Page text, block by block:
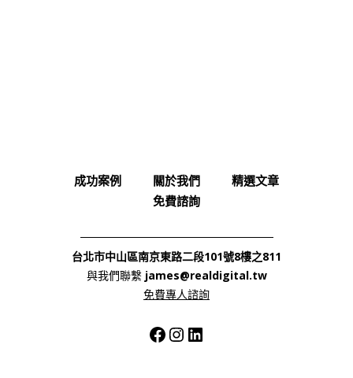
成功案例 關於我們
精選文章
免費諮詢
台北市中山區南京東路二段101號8樓之811
與我們聯繫 james@realdigital.tw
免費專⼈諮詢
Facebook InstagramLinkedIn